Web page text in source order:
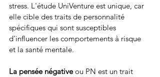
stress. L'étude UniVenture est unique, car
elle cible des traits de personnalité
spécifiques qui sont susceptibles
d'influencer les comportements à risque
et la santé mentale.
La pensée négative ou PN est un trait